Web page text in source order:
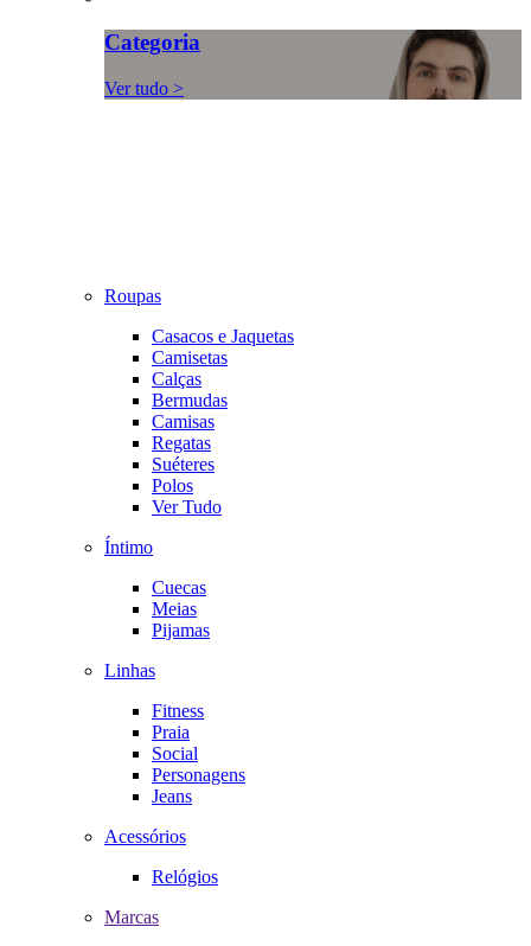
Categoria
Ver tudo >
Roupas
Casacos e Jaquetas
Camisetas
Calças
Bermudas
Camisas
Regatas
Suéteres
Polos
Ver Tudo
Íntimo
Cuecas
Meias
Pijamas
Linhas
Fitness
Praia
Social
Personagens
Jeans
Acessórios
Relógios
Marcas